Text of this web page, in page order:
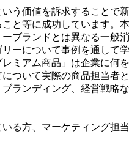
略論』（有斐閣、2017）、『ネッ
）、『現代広告論』（共著、2017）
ティングキーワードベスト50』（
）、『ブランド戦略・ケースブッ
リサーチ入門』（共著、2010）、『
高めるブランド戦略』（2002）など
作のいくつかは中国語、韓国語に翻訳
う価値を訴求することで
と等に成功しています。
ブランドとは異なる一般
リーについて事例を通して
レミアム商品」は企業に何
ついて実際の商品担当者
ランディング、経営戦略
る方、マーケティング担